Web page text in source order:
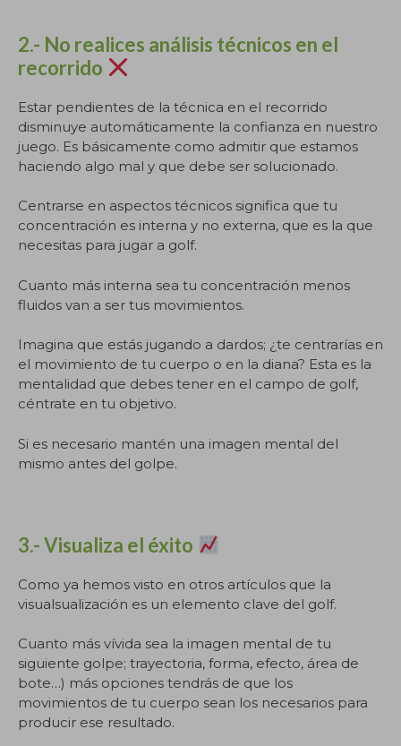
2.- No realices análisis técnicos en el
recorrido
Estar pendientes de la técnica en el recorrido
disminuye automáticamente la confianza en nuestro
juego. Es básicamente como admitir que estamos
haciendo algo mal y que debe ser solucionado.
Centrarse en aspectos técnicos significa que tu
concentración es interna y no externa, que es la que
necesitas para jugar a golf.
Cuanto más interna sea tu concentración menos
fluidos van a ser tus movimientos.
Imagina que estás jugando a dardos; ¿te centrarías en
el movimiento de tu cuerpo o en la diana? Esta es la
mentalidad que debes tener en el campo de golf,
céntrate en tu objetivo.
Si es necesario mantén una imagen mental del
mismo antes del golpe.
3.- Visualiza el éxito
Como ya hemos visto en otros artículos que la
visualsualización es un elemento clave del golf.
Cuanto más vívida sea la imagen mental de tu
siguiente golpe; trayectoria, forma, efecto, área de
bote…) más opciones tendrás de que los
movimientos de tu cuerpo sean los necesarios para
producir ese resultado.